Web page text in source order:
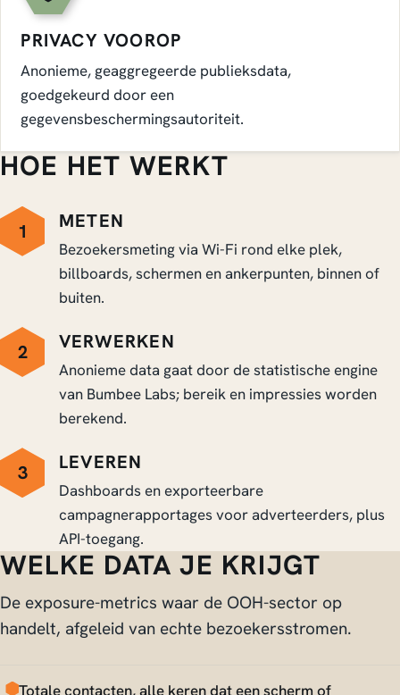
PRIVACY VOOROP
Anonieme, geaggregeerde publieksdata,
goedgekeurd door een
gegevensbeschermingsautoriteit.
HOE HET WERKT
1 METEN
Bezoekersmeting via Wi-Fi rond elke plek,
billboards, schermen en ankerpunten, binnen of
buiten.
2 VERWERKEN
Anonieme data gaat door de statistische engine
van Bumbee Labs; bereik en impressies worden
berekend.
3 LEVEREN
Dashboards en exporteerbare
campagnerapportages voor adverteerders, plus
API-toegang.
WELKE DATA JE KRIJGT
De exposure-metrics waar de OOH-sector op
handelt, afgeleid van echte bezoekersstromen.
Totale contacten, alle keren dat een scherm of